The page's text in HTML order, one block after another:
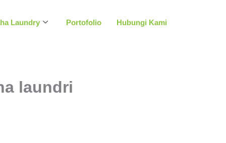
Laundry Portofolio Hubungi Kami
laundri